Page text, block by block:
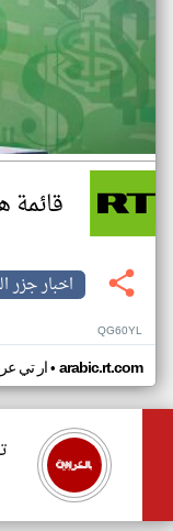
قائمة
اخبار جزر
QG60YL
ار تي• arabic.rt.com